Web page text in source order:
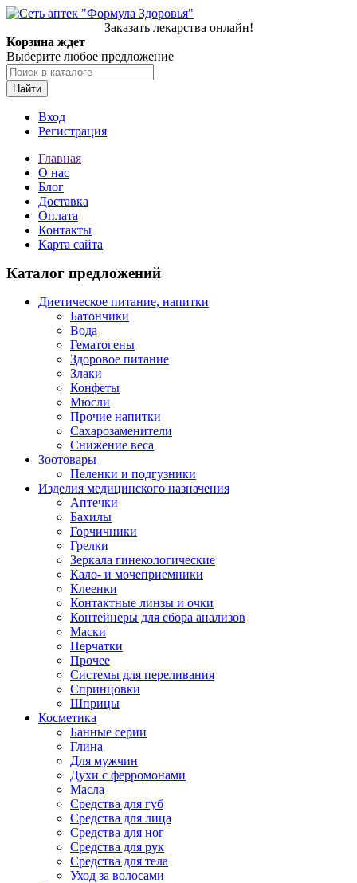
Заказать лекарства онлайн!
Корзина ждет
Выберите любое предложение
Найти
Вход
Регистрация
Главная
О нас
Блог
Доставка
Оплата
Контакты
Карта сайта
Каталог предложений
Диетическое питание, напитки
Батончики
Вода
Гематогены
Здоровое питание
Злаки
Конфеты
Мюсли
Прочие напитки
Сахарозаменители
Снижение веса
Зоотовары
Пеленки и подгузники
Изделия медицинского назначения
Аптечки
Бахилы
Горчичники
Грелки
Зеркала гинекологические
Кало- и мочеприемники
Клеенки
Контактные линзы и очки
Контейнеры для сбора анализов
Маски
Перчатки
Прочее
Системы для переливания
Спринцовки
Шприцы
Косметика
Банные серии
Глина
Для мужчин
Духи с ферромонами
Масла
Средства для губ
Средства для лица
Средства для ног
Средства для рук
Средства для тела
Уход за волосами